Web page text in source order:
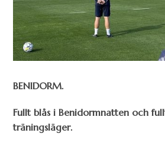
BENIDORM.
Fullt blås i Benidormnatten och
träningsläger.